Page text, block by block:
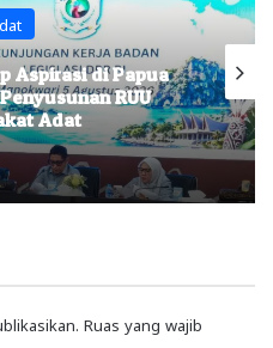
Aspirasi di Papua
RUU
Adat
Ruas yang wajib